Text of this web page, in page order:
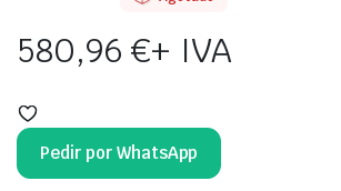
580,96€+ IVA
Pedir por WhatsApp